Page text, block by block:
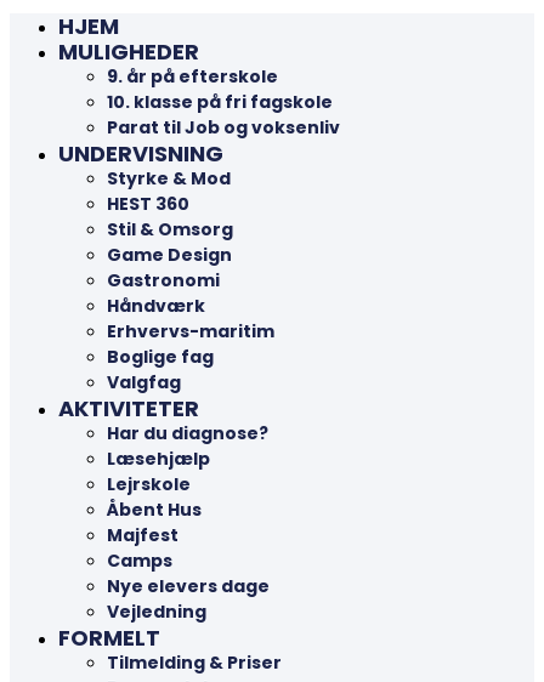
HJEM
MULIGHEDER
9. år på efterskole
10. klasse på fri fagskole
Parat til Job og voksenliv
UNDERVISNING
Styrke & Mod
HEST 360
Stil & Omsorg
Game Design
Gastronomi
Håndværk
Erhvervs-maritim
Boglige fag
Valgfag
AKTIVITETER
Har du diagnose?
Læsehjælp
Lejrskole
Åbent Hus
Majfest
Camps
Nye elevers dage
Vejledning
FORMELT
Tilmelding & Priser